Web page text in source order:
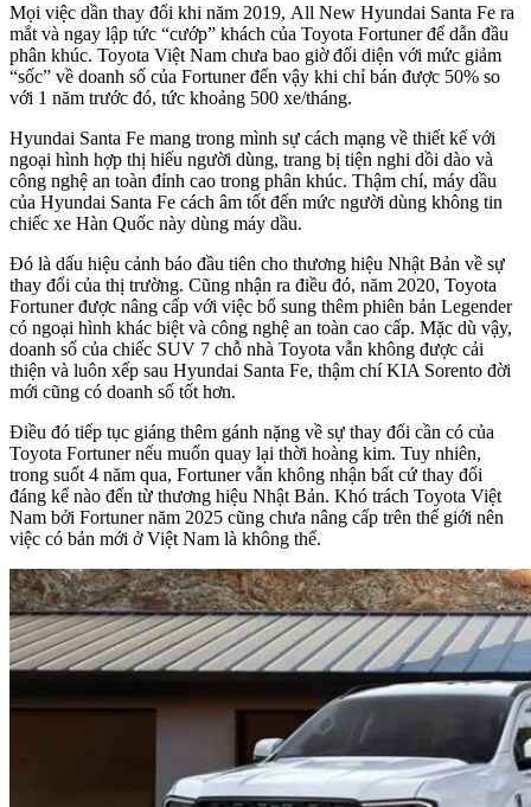
Mọi việc dần thay đổi khi năm 2019, All New Hyundai Santa Fe ra
mắt và ngay lập tức “cướp” khách của Toyota Fortuner để dẫn đầu
phân khúc. Toyota Việt Nam chưa bao giờ đối diện với mức giảm
“sốc” về doanh số của Fortuner đến vậy khi chỉ bán được 50% so
với 1 năm trước đó, tức khoảng 500 xe/tháng.
Hyundai Santa Fe mang trong mình sự cách mạng về thiết kế với
ngoại hình hợp thị hiếu người dùng, trang bị tiện nghi dồi dào và
công nghệ an toàn đỉnh cao trong phân khúc. Thậm chí, máy dầu
của Hyundai Santa Fe cách âm tốt đến mức người dùng không tin
chiếc xe Hàn Quốc này dùng máy dầu.
Đó là dấu hiệu cảnh báo đầu tiên cho thương hiệu Nhật Bản về sự
thay đổi của thị trường. Cũng nhận ra điều đó, năm 2020, Toyota
Fortuner được nâng cấp với việc bổ sung thêm phiên bản Legender
có ngoại hình khác biệt và công nghệ an toàn cao cấp. Mặc dù vậy,
doanh số của chiếc SUV 7 chỗ nhà Toyota vẫn không được cải
thiện và luôn xếp sau Hyundai Santa Fe, thậm chí KIA Sorento đời
mới cũng có doanh số tốt hơn.
Điều đó tiếp tục giáng thêm gánh nặng về sự thay đổi cần có của
Toyota Fortuner nếu muốn quay lại thời hoàng kim. Tuy nhiên,
trong suốt 4 năm qua, Fortuner vẫn không nhận bất cứ thay đổi
đáng kể nào đến từ thương hiệu Nhật Bản. Khó trách Toyota Việt
Nam bởi Fortuner năm 2025 cũng chưa nâng cấp trên thế giới nên
việc có bản mới ở Việt Nam là không thể.